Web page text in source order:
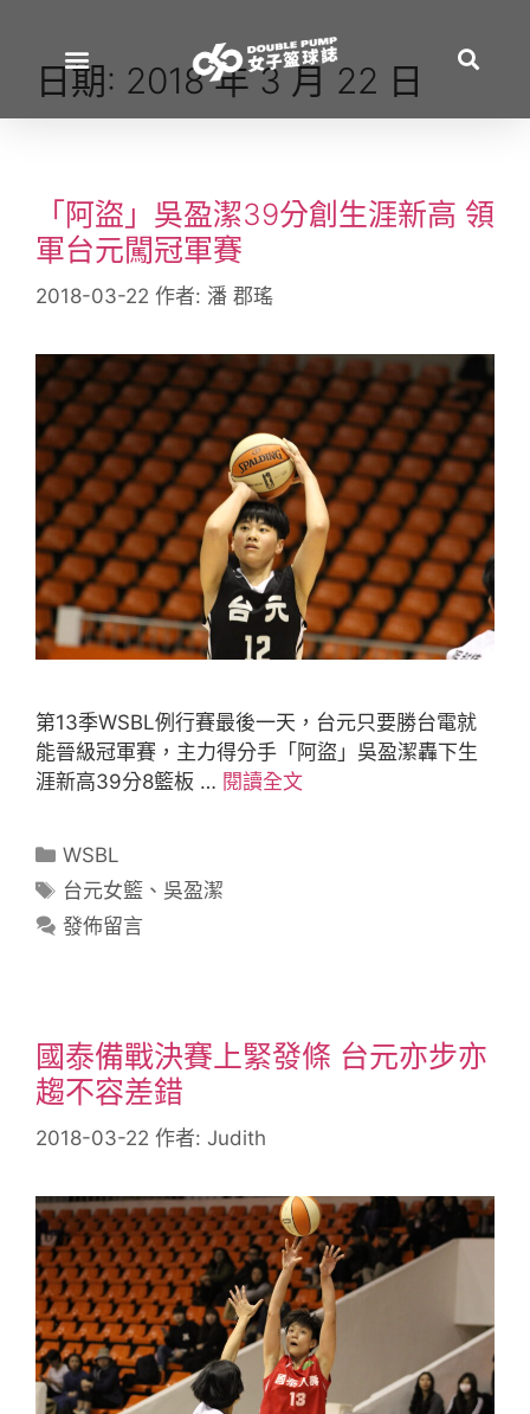
日期: 2018 年 3 月 22 日
「阿盜」吳盈潔39分創生涯新高 領
軍台元闖冠軍賽
2018-03-22 作者: 潘 郡瑤
第13季WSBL例行賽最後一天，台元只要勝台電就
能晉級冠軍賽，主力得分手「阿盜」吳盈潔轟下生
涯新高39分8籃板 … 閱讀全文
WSBL
台元女籃 、 吳盈潔
發佈留言
國泰備戰決賽上緊發條 台元亦步亦
趨不容差錯
2018-03-22 作者: Judith